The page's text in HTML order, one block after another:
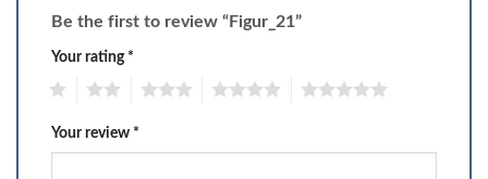
Be the first to review “Figur_21”
Your rating *
Your review *